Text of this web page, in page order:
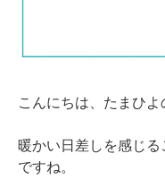
こんにちは、たまひ
暖かい日差しを感じ
ですね。